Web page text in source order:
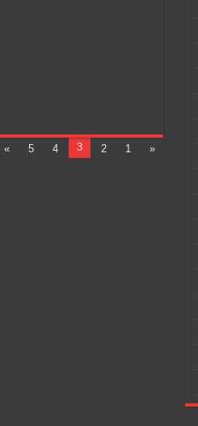
«
1
2
3
4
5
»